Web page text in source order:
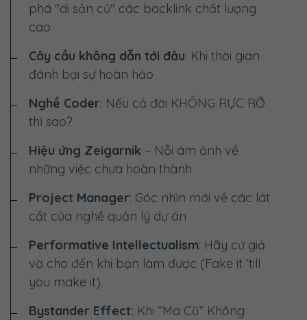
phá "di sản cũ" các backlink chất lượng
cao
Cây cầu không dẫn tới đâu: Khi thời gian
đánh bại sự hoàn hảo
Nghề Coder: Nếu cả đời KHÔNG RỰC RỠ
thì sao?
Hiệu ứng Zeigarnik – Nỗi ám ảnh về
những việc chưa hoàn thành
Project Manager: Góc nhìn mới về các lát
cắt của nghề quản lý dự án
Performative Intellectualism: Hãy cứ giả
vờ cho đến khi bạn làm được (Fake it ‘till
you make it).
Bystander Effect: Khi “Ma Cũ” Không